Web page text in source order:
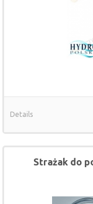
Details
Strażak do